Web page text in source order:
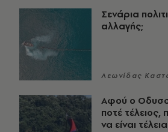
Σενάρια
αλλαγής;
Λεωνίδας
Αφού ο
ποτέ τέλειος,
να είναι